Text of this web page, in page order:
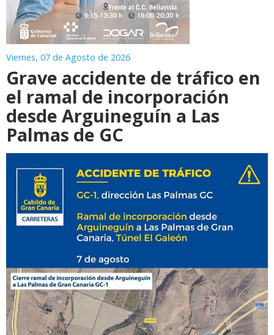
Viernes, 07 de Agosto de 2026
Grave accidente de tráfico en
el ramal de incorporación
desde Arguineguín a Las
Palmas de GC